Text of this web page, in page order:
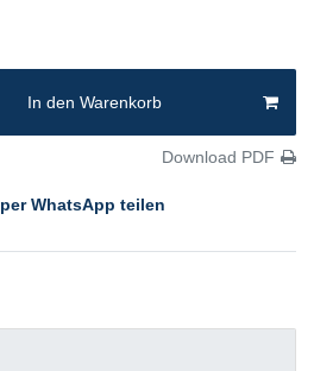
In den Warenkorb
Download PDF
per WhatsApp teilen